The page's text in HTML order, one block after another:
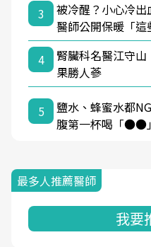
3
被冷醒？小心冷出
醫師公開保暖「
4
腎臟科名醫江守
果勝人蔘
5
鹽水、蜂蜜水都
腹第一杯喝「●●
最多人推薦醫師
我要